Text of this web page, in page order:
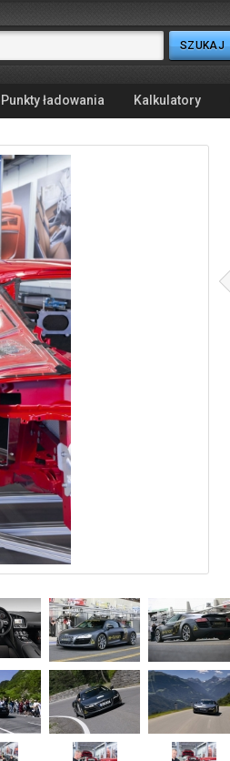
Punkty ładowania Kalkulatory